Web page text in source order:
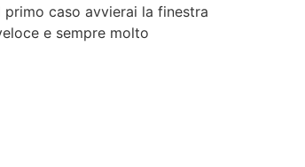
caso avvierai la finestra
e sempre molto